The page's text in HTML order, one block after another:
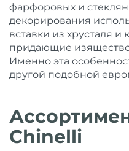
фарфоровых и
декорирования
вставки из хрусталя и
придающие изящество
Именно эта
другой подобной
Chinelli